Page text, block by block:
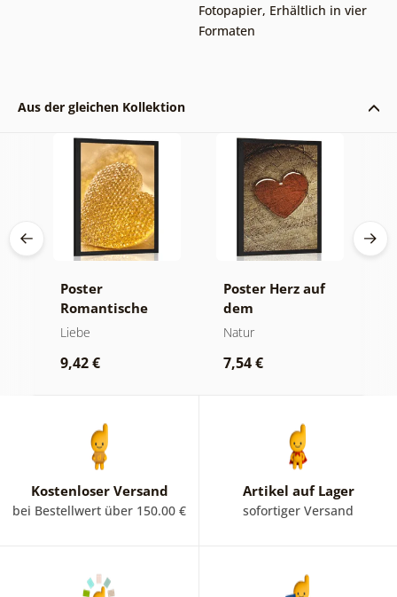
Fotopapier, Erhältlich in vier
Formaten
Aus der gleichen Kollektion
Poster
Romantische
Herzen
Liebe
9,42 €
Poster Herz auf
dem
Baumstumpf
Natur
7,54 €
Kostenloser Versand
bei Bestellwert über 150.00 €
Artikel auf Lager
sofortiger Versand